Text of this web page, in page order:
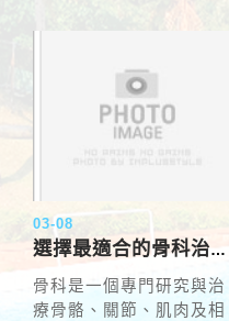
03-08
選擇最適合的骨科治療方案——了解兩大方案的關鍵差異
骨科是一個專門研究與治
療骨骼、關節、肌肉及相